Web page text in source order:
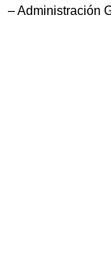
– Administración